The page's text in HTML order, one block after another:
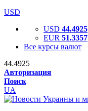
USD
USD 44.4925
EUR 51.3357
Все курсы валют
44.4925
Авторизация
Поиск
UA